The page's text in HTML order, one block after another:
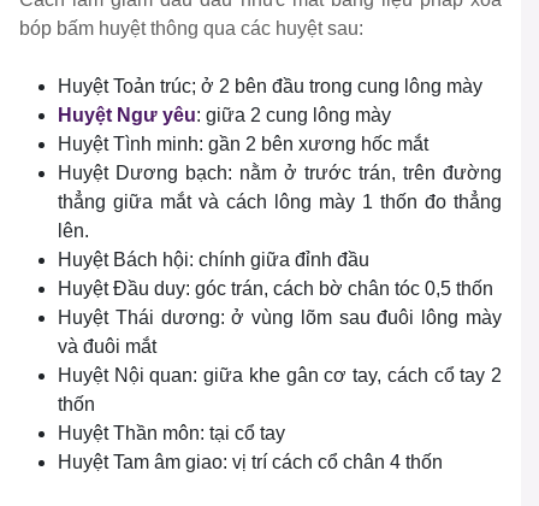
bóp bấm huyệt thông qua các huyệt sau:
Huyệt Toản trúc; ở 2 bên đầu trong cung lông mày
Huyệt Ngư yêu: giữa 2 cung lông mày
Huyệt Tình minh: gần 2 bên xương hốc mắt
Huyệt Dương bạch: nằm ở trước trán, trên đường
thẳng giữa mắt và cách lông mày 1 thốn đo thẳng
lên.
Huyệt Bách hội: chính giữa đỉnh đầu
Huyệt Đầu duy: góc trán, cách bờ chân tóc 0,5 thốn
Huyệt Thái dương: ở vùng lõm sau đuôi lông mày
và đuôi mắt
Huyệt Nội quan: giữa khe gân cơ tay, cách cổ tay 2
thốn
Huyệt Thần môn: tại cổ tay
Huyệt Tam âm giao: vị trí cách cổ chân 4 thốn